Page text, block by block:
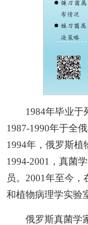
1984年毕业于
1987-1990年于全
1994年，俄罗斯植
1994-2001，真菌
员。2001年至今
和植物病理学实验
俄罗斯真菌学